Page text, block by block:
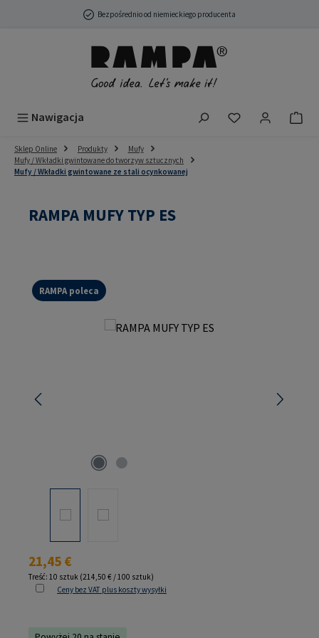
Przejdź do głównej zawartościBezpośrednio od niemieckiego producenta
Nawigacja Masz 0
Sklep Online Produkty
Mufy
Mufy / Wkładki gwintowane do tworzyw sztucznych
Mufy / Wkładki gwintowane ze stali ocynkowanej
RAMPA MUFY TYP ES
RAMPA poleca
Pomiń galerię zdjęć
Cena regularna:
21,45 €
Treść: 10 sztuk (214,50 € / 100 sztuk)
Ceny bez VAT plus koszty wysyłki